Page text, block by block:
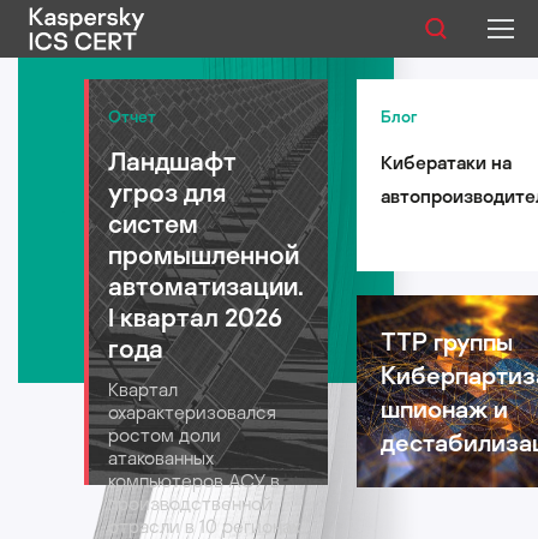
Публикации
Услуги
Уязвимости
Статистика
Русский
Отчет
Ландшафт
угроз для
систем
промышленной
автоматизации.
I квартал 2026
года
Квартал
охарактеризовался
ростом доли
атакованных
компьютеров АСУ в
производственной
отрасли в 10 регионах
Блог
Кибератаки на
компании: риски
автомобильной
индустрии в 2026
году
TTP группы
шпионаж и